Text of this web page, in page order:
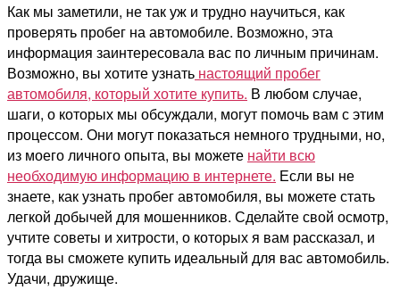
Как мы заметили, не так уж и трудно научиться, как
проверять пробег на автомобиле. Возможно, эта
информация заинтересовала вас по личным причинам.
Возможно, вы хотите узнать настоящий пробег
автомобиля, который хотите купить. В любом случае,
шаги, о которых мы обсуждали, могут помочь вам с этим
процессом. Они могут показаться немного трудными, но,
из моего личного опыта, вы можете найти всю
необходимую информацию в интернете. Если вы не
знаете, как узнать пробег автомобиля, вы можете стать
легкой добычей для мошенников. Сделайте свой осмотр,
учтите советы и хитрости, о которых я вам рассказал, и
тогда вы сможете купить идеальный для вас автомобиль.
Удачи, дружище.